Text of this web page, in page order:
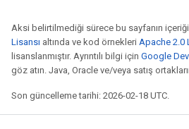
Aksi belirtilmediği sürece bu sayfanın içeriği
Lisansı altında ve kod örnekleri Apache 2.0
lisanslanmıştır. Ayrıntılı bilgi için Google
göz atın. Java, Oracle ve/veya satış
Son güncelleme tarihi: 2026-02-18 UTC.